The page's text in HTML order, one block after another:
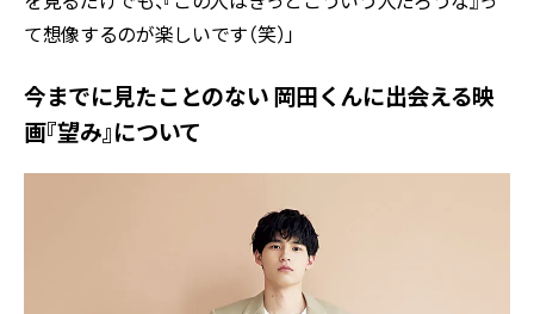
て想像するのが楽しいです（笑）」
今までに見たことのない 岡田くんに出会える映
画『望み』について